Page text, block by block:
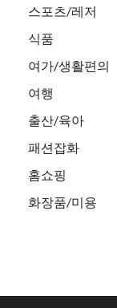
스포츠/레저
식품
여가/생활편의
여행
출산/육아
패션잡화
홈쇼핑
화장품/미용